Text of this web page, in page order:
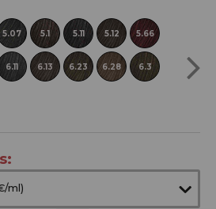
5.07 5.1 5.11 5.12 5.66
6.11 6.13 6.23 6.28 6.3 7.23
/ml)